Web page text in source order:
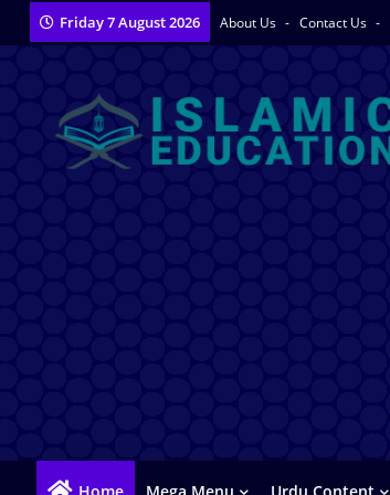
Friday 7 August 2026 About Us Contact Us